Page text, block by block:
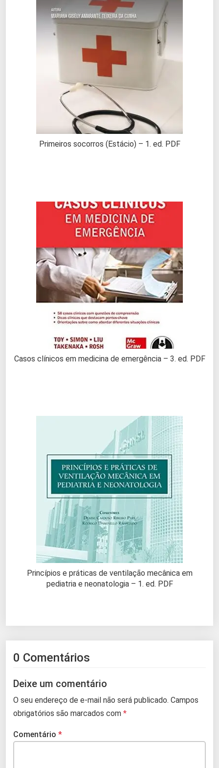
Primeiros socorros (Estácio) – 1. ed. PDF
Casos clínicos em medicina de emergência – 3. ed. PDF
Princípios e práticas de ventilação mecânica em
pediatria e neonatologia – 1. ed. PDF
0 Comentários
Deixe um comentário
O seu endereço de e-mail não será publicado. Campos
obrigatórios são marcados com *
Comentário *